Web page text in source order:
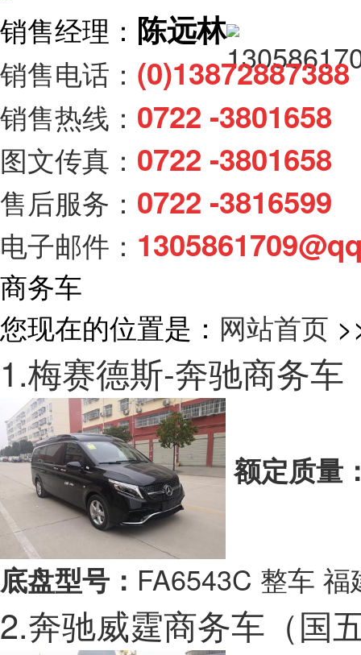
销售经理： 陈远林
销售电话：
销售热线： 0722 -3801658
图文传真： 0722 -3801658
售后服务： 0722 -3816599
电子邮件：
商务车
您现在的位置是： 网站首页
1.梅赛德斯-奔驰商务车
额定质量
底盘型号： FA6543C 整车
2.奔驰威霆商务车（国